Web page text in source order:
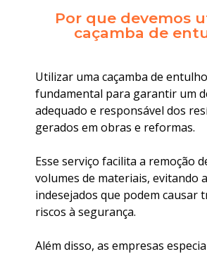
Por que devemos
caçamba de
Utilizar uma caçamba de
fundamental para garantir um
adequado e responsável dos
gerados em obras e reformas.
Esse serviço facilita a remoção
volumes de materiais, evitando
indesejados que podem causar
riscos à segurança.
Além disso, as empresas